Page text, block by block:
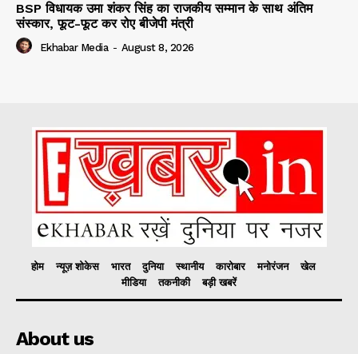
BSP विधायक उमा शंकर सिंह का राजकीय सम्मान के साथ अंतिम
संस्कार, फूट-फूट कर रोए बीजेपी मंत्री
Ekhabar Media - August 8, 2026
होम न्यूज़ शोकेस भारत दुनिया स्थानीय कारोबार मनोरंजन
खेल
मीडिया
तकनीकी बड़ी खबरें
About us